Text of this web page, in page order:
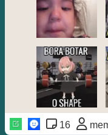
16